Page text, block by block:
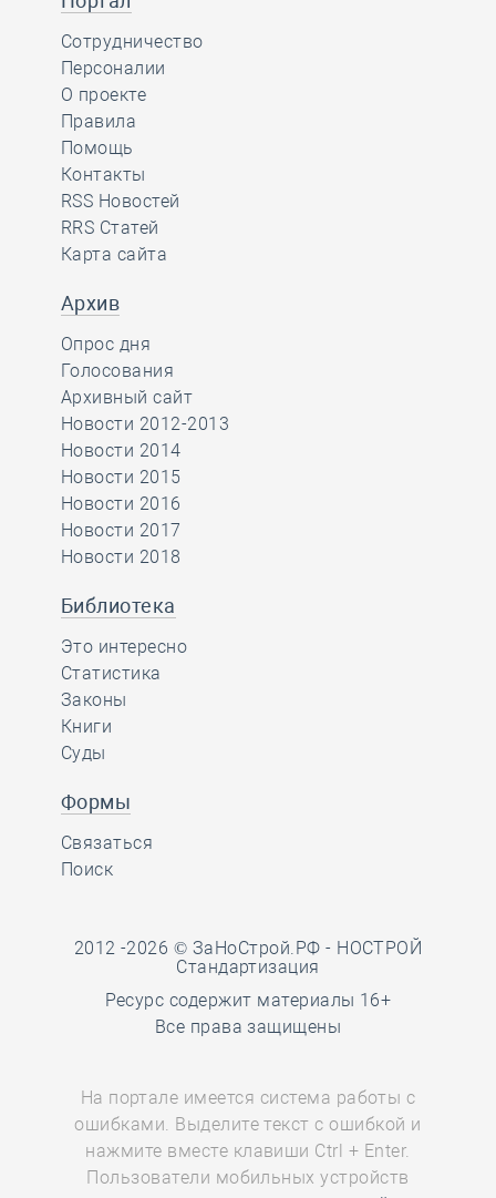
Сотрудничество
Персоналии
О проекте
Правила
Помощь
Контакты
RSS Новостей
RRS Статей
Карта сайта
Архив
Опрос дня
Голосования
Архивный сайт
Новости 2012-2013
Новости 2014
Новости 2015
Новости 2016
Новости 2017
Новости 2018
Библиотека
Это интересно
Статистика
Законы
Книги
Суды
Формы
Связаться
Поиск
2012 -2026 © ЗаНоСтрой.РФ - НОСТРОЙ
Стандартизация
Ресурс содержит материалы 16+
Все права защищены
На портале имеется система работы с
ошибками. Выделите текст с ошибкой и
нажмите вместе клавиши Ctrl + Enter.
Пользователи мобильных устройств